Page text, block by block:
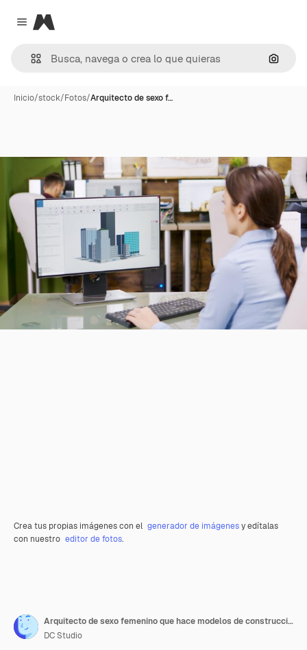
Close menu
Magnific
Inicio/stock/Fotos/Arquitecto de sexo f…
Crea tus propias imágenes con el generador de imágenesy edítalas
con nuestro editor de fotos.
Arquitecto de sexo femenino que hace modelos de construcción 3d en la computadora. Arquitecto con plano.
DC Studio